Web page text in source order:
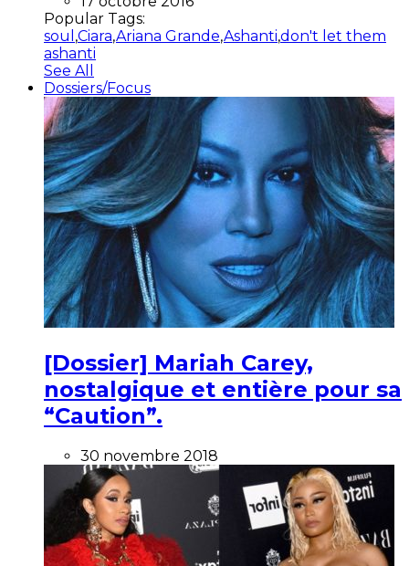
Popular Tags:
soul ,Ciara,Ariana Grande,Ashanti,don't let them
ashanti
See All
Dossiers/Focus
[Dossier] Mariah Carey,
nostalgique et entière pour sa
“Caution”.
30 novembre 2018